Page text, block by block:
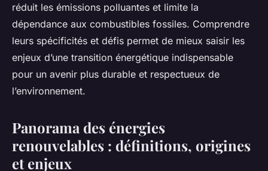
réduit les émissions polluantes et limite la
dépendance aux combustibles fossiles. Comprendre
leurs spécificités et défis permet de mieux saisir les
enjeux d’une transition énergétique indispensable
pour un avenir plus durable et respectueux de
l’environnement.
Panorama des énergies
renouvelables : définitions, origines
et enjeux